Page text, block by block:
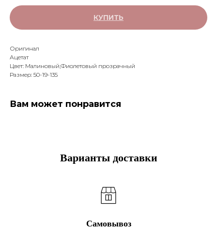
КУПИТЬ
Оригинал
Ацетат
Цвет: Малиновый,Фиолетовый прозрачный
Размер: 50-19-135
Вам может понравится
Варианты доставки
Самовывоз